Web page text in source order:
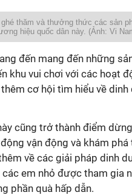
ghé thăm và thưởng thức các sản
hiệu quốc dân này. (Ảnh: Vi
đến mang đến những
khu vui chơi với các hoạt
cơ hội tìm hiểu về
cũng trở thành điểm
vận động và khám
về các giải pháp dinh
em nhỏ được tham gia
phần quà hấp dẫn.